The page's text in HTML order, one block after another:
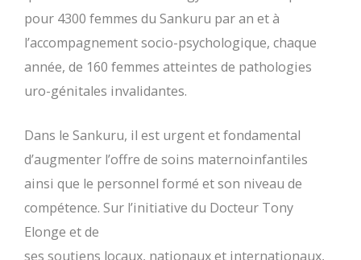
pour 4300 femmes du Sankuru par an et à
l’accompagnement socio-psychologique, chaque
année, de 160 femmes atteintes de pathologies
uro-génitales invalidantes.
Dans le Sankuru, il est urgent et fondamental
d’augmenter l’offre de soins maternoinfantiles
ainsi que le personnel formé et son niveau de
compétence. Sur l’initiative du Docteur Tony
Elonge et de
ses soutiens locaux, nationaux et internationaux,